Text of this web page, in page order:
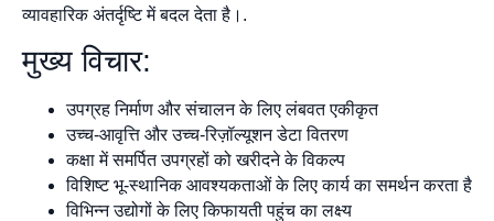
व्यावहारिक अंतर्दृष्टि में बदल देता है।.
मुख्य विचार:
उपग्रह निर्माण और संचालन के लिए लंबवत एकीकृत
उच्च-आवृत्ति और उच्च-रिज़ॉल्यूशन डेटा वितरण
कक्षा में समर्पित उपग्रहों को खरीदने के विकल्प
विशिष्ट भू-स्थानिक आवश्यकताओं के लिए कार्य का समर्थन करता है
विभिन्न उद्योगों के लिए किफायती पहुंच का लक्ष्य